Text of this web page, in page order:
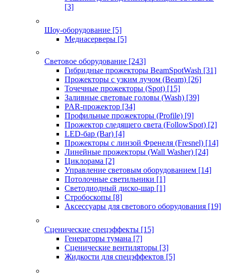
[3]
Шоу-оборудование [5]
Медиасерверы [5]
Световое оборудование [243]
Гибридные прожекторы BeamSpotWash [31]
Прожекторы с узким лучом (Beam) [26]
Точечные прожекторы (Spot) [15]
Заливные световые головы (Wash) [39]
PAR-прожектор [34]
Профильные прожекторы (Profile) [9]
Прожектор следящего света (FollowSpot) [2]
LED-бар (Bar) [4]
Прожекторы с линзой Френеля (Fresnel) [14]
Линейные прожекторы (Wall Washer) [24]
Циклорама [2]
Управление световым оборудованием [14]
Потолочные светильники [1]
Светодиодный диско-шар [1]
Стробоскопы [8]
Аксессуары для светового оборудования [19]
Сценические спецэффекты [15]
Генераторы тумана [7]
Сценические вентиляторы [3]
Жидкости для спецэффектов [5]